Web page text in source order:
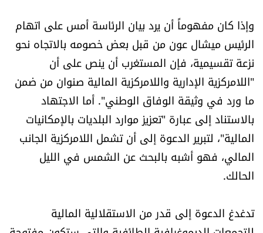
Digital solutions by
وإذا كان مفهوماً أن يرد بيان الرئاسة أمس على اتهام
الرئيس ميشال عون من قبل بعض خصومه بالاتجاه نحو
نزعة تقسيمية، فإن المستغرب أن ينص على أن
"اللامركزية الإدارية واللامركزية المالية صنوان من ضمن
ما ورد في وثيقة الوفاق الوطني". أما الاجتهاد
بالاستناد إلى عبارة "تعزيز موارد البلديات بالإمكانيات
المالية"، لتبرير الدعوة إلى أن تشمل اللامركزية الجانب
المالي، فهو أشبه بالبحث عن الشمس في الليل
الحالك.
تدغدغ الدعوة إلى قدر من الاستقلالية المالية